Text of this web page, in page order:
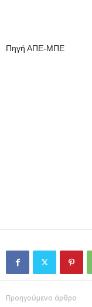
Πηγή ΑΠΕ-ΜΠΕ
Προηγούμενο άρθρο